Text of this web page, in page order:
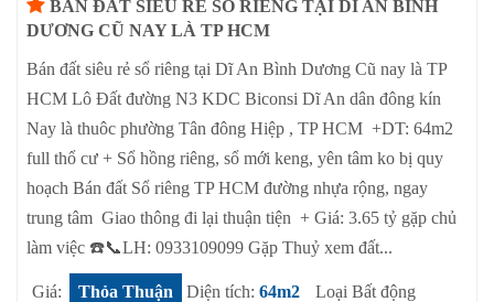
BÁN ĐẤT SIÊU RẺ SỔ RIÊNG TẠI DĨ AN BÌNH
DƯƠNG CŨ NAY LÀ TP HCM
Bán đất siêu rẻ sổ riêng tại Dĩ An Bình Dương Cũ nay là TP
HCM Lô Đất đường N3 KDC Biconsi Dĩ An dân đông kín
Nay là thuôc phường Tân đông Hiệp , TP HCM +DT: 64m2
full thổ cư + Sổ hồng riêng, sổ mới keng, yên tâm ko bị quy
hoạch Bán đất Sổ riêng TP HCM đường nhựa rộng, ngay
trung tâm Giao thông đi lại thuận tiện + Giá: 3.65 tỷ gặp chủ
làm việc ☎️📞LH: 0933109099 Gặp Thuỷ xem đất...
Giá: Thỏa Thuận Diện tích: 64m2
Loại Bất động